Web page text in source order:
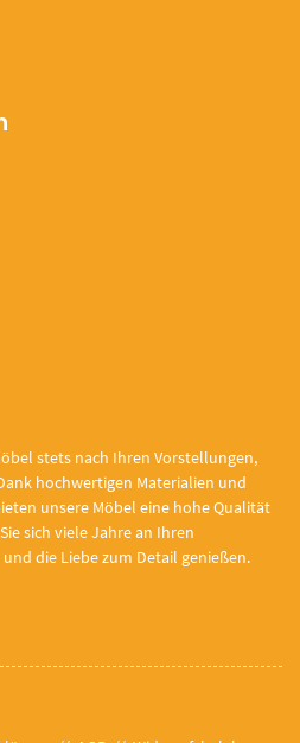
stets nach Ihren Vorstellungen,
hochwertigen Materialien und
unsere Möbel eine hohe Qualität
sich viele Jahre an Ihren
die Liebe zum Detail genießen.